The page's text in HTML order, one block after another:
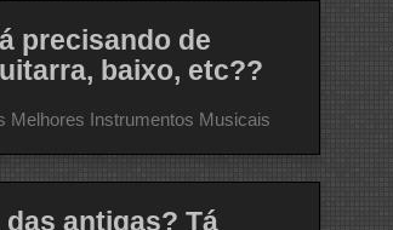
precisando de
baixo, etc??
Melhores Instrumentos Musicais
das antigas? Tá